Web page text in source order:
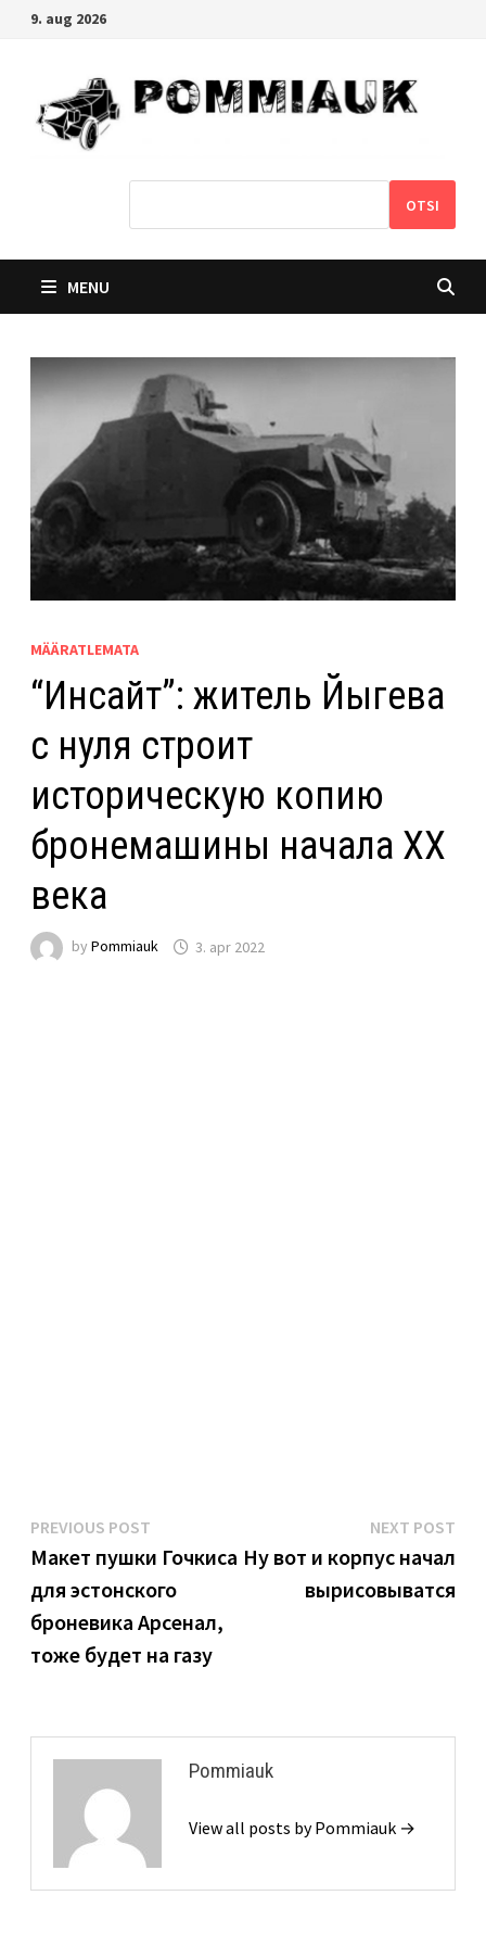
Skip9. aug 2026
OTSI
MENU
MÄÄRATLEMATA
“Инсайт”: житель Йыгева
с нуля строит
историческую копию
бронемашины начала XX
века
by Pommiauk 3. apr 2022
Navigeerimine
PREVIOUS POSTPrevious
post:
Макет пушки Гочкиса
для эстонского
броневика Арсенал,
тоже будет на газу
NEXT POST
Ну вот и корпус начал
вырисовыватся
Pommiauk
View all posts by Pommiauk →